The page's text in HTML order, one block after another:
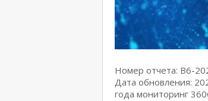
Номер отчета: B6-
Дата обновления:
года мониторинг